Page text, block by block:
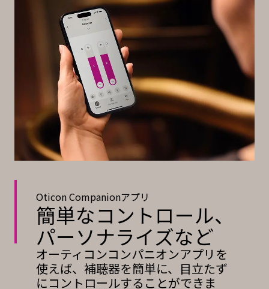
Oticon Companionアプリ
簡単なコントロール、
パーソナライズなど
オーティコンコンパニオンアプリを
使えば、補聴器を簡単に、目立たず
にコントロールすることができま